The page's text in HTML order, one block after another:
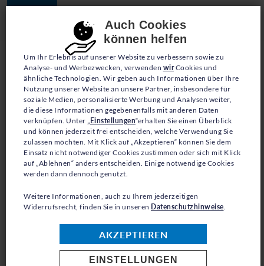
Consent-Einstellungen
Auch Cookies
können helfen
Um Ihr Erlebnis auf unserer Website zu verbessern sowie zu
Analyse- und Werbezwecken, verwenden wirCookies und
ähnliche Technologien. Wir geben auch Informationen über Ihre
Nutzung unserer Website an unsere Partner, insbesondere für
soziale Medien, personalisierte Werbung und Analysen weiter,
die diese Informationen gegebenenfalls mit anderen Daten
verknüpfen. Unter „ Einstellungen“erhalten Sie einen Überblick
und können jederzeit frei entscheiden, welche Verwendung Sie
zulassen möchten. Mit Klick auf „Akzeptieren“ können Sie dem
Einsatz nicht notwendiger Cookies zustimmen oder sich mit Klick
auf „Ablehnen“ anders entscheiden. Einige notwendige Cookies
werden dann dennoch genutzt.
Weitere Informationen, auch zu Ihrem jederzeitigen
Widerrufsrecht, finden Sie in unseren Datenschutzhinweise.
AKZEPTIEREN
EINSTELLUNGEN
JETZT SPENDEN
ZURÜCK ZUR ÜBERSICHT
0